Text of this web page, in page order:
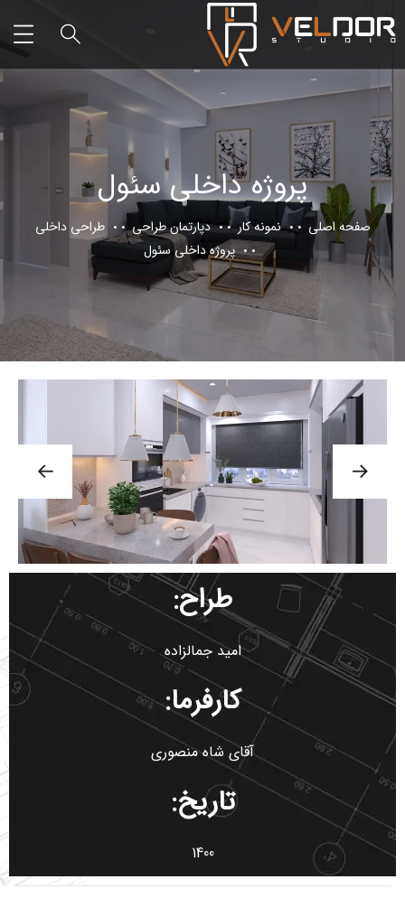
پروژه داخلی سئول
صفحه اصلی نمونه کار دپارتمان طراحی
طراحی داخلی
پروژه داخلی سئول
طراح:
امید جمالزاده
کارفرما:
آقای شاه منصوری
تاریخ:
1400